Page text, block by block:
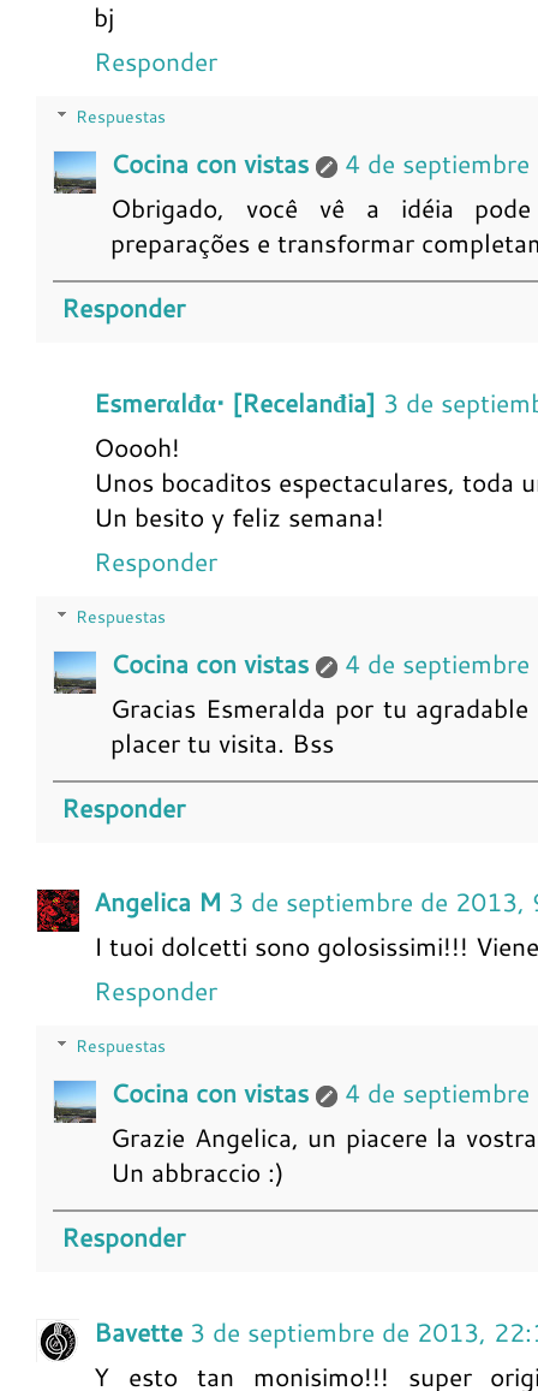
bj
Responder
Respuestas
Cocina con vistas
4 de
Obrigado, você vê a idéia
preparações e transformar
Responder
Esmerαlđα• [Recelanđia] 3 de
Ooooh!
Unos bocaditos espectaculares, toda
Un besito y feliz semana!
Responder
Respuestas
Cocina con vistas
4 de
Gracias Esmeralda por tu
placer tu visita. Bss
Responder
Angelica M 3 de septiembre de 2013,
I tuoi dolcetti sono golosissimi!!!
Responder
Respuestas
Cocina con vistas
4 de
Grazie Angelica, un piacere la
Un abbraccio :)
Responder
Bavette 3 de septiembre de 2013,
Y esto tan monisimo!!! super